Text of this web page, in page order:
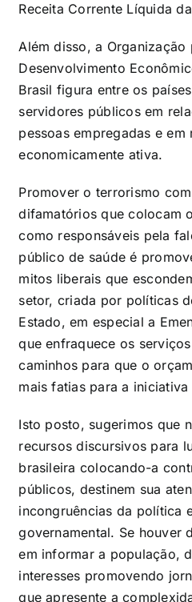
Receita Corrente Líquida
Além disso, a
Desenvolvimento
Brasil figura entre os
servidores públicos em
pessoas empregadas e
economicamente ativa.
Promover o terrorismo
difamatórios que colocam
como responsáveis pela
público de saúde é
mitos liberais que
setor, criada por políticas
Estado, em especial a
que enfraquece os
caminhos para que o
mais fatias para a
Isto posto, sugerimos que
recursos discursivos para
brasileira colocando-a
públicos, destinem sua
incongruências da política
governamental. Se houver
em informar a população,
interesses promovendo
que apresente a